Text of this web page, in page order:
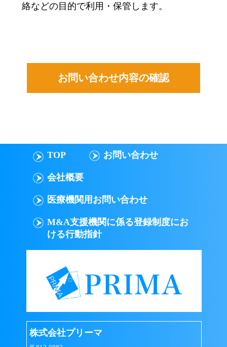
絡などの目的で利用・保管します。
TOP お問い合わせ
会社概要
医療機関用お問い合わせ
M&A支援機関に係る登録制度にお
ける行動指針
株式会社プリーマ